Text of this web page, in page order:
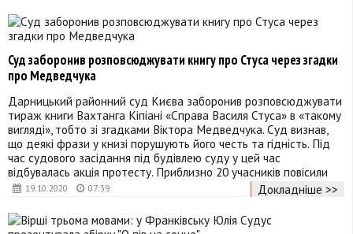
19.10.2020 07:39
Суд заборонив розповсюджувати книгу про Стуса через згадки
про Медведчука
Дарницький районний суд Києва заборонив розповсюджувати
тираж книги Вахтанга Кіпіані «Справа Василя Стуса» в «такому
вигляді», тобто зі згадками Віктора Медведчука. Суд визнав,
що деякі фрази у книзі порушують його честь та гідність. Під
час судового засідання під будівлею суду у цей час
відбувалась акція протесту. Приблизно 20 учасників повісили
Докладніше >>